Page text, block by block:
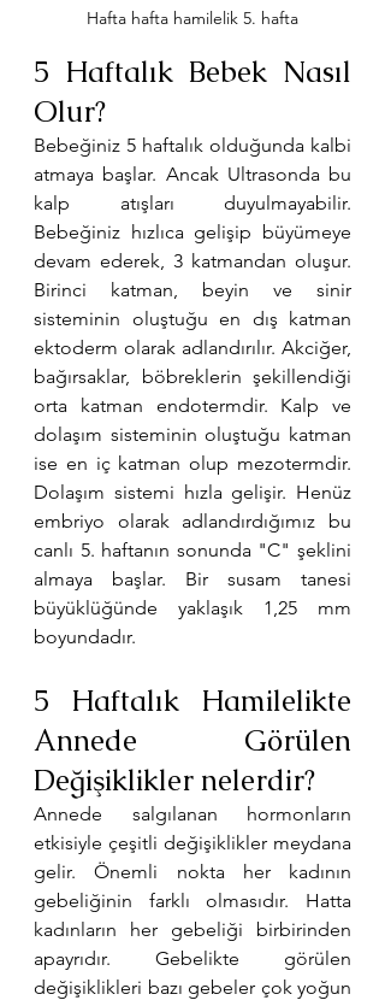
Hafta hafta hamilelik 5. hafta
5 Haftalık Bebek Nasıl
Olur?
Bebeğiniz 5 haftalık olduğunda kalbi
atmaya başlar. Ancak Ultrasonda bu
kalp atışları duyulmayabilir.
Bebeğiniz hızlıca gelişip büyümeye
devam ederek, 3 katmandan oluşur.
Birinci katman, beyin ve sinir
sisteminin oluştuğu en dış katman
ektoderm olarak adlandırılır. Akciğer,
bağırsaklar, böbreklerin şekillendiği
orta katman endotermdir. Kalp ve
dolaşım sisteminin oluştuğu katman
ise en iç katman olup mezotermdir.
Dolaşım sistemi hızla gelişir. Henüz
embriyo olarak adlandırdığımız bu
canlı 5. haftanın sonunda "C" şeklini
almaya başlar. Bir susam tanesi
büyüklüğünde yaklaşık 1,25 mm
boyundadır.
5 Haftalık Hamilelikte
Annede Görülen
Değişiklikler nelerdir?
Annede salgılanan hormonların
etkisiyle çeşitli değişiklikler meydana
gelir. Önemli nokta her kadının
gebeliğinin farklı olmasıdır. Hatta
kadınların her gebeliği birbirinden
apayrıdır. Gebelikte görülen
değişiklikleri bazı gebeler çok yoğun